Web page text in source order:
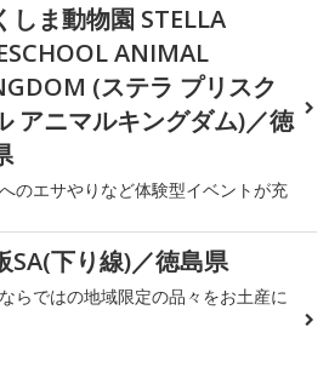
しま動物園 STELLA
ANIMAL
(ステラ プリスク
アニマルキングダム)／徳
のエサやりなど体験型イベントが充
SA(下り線)／徳島県
らではの地域限定の品々をお土産に